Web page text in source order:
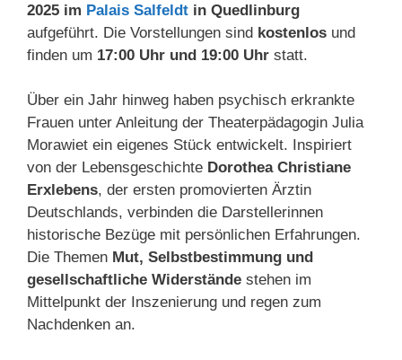
2025 im Palais Salfeldt in Quedlinburg
aufgeführt. Die Vorstellungen sind kostenlos und
finden um 17:00 Uhr und 19:00 Uhr statt.
Über ein Jahr hinweg haben psychisch erkrankte
Frauen unter Anleitung der Theaterpädagogin Julia
Morawiet ein eigenes Stück entwickelt. Inspiriert
von der Lebensgeschichte Dorothea Christiane
Erxlebens, der ersten promovierten Ärztin
Deutschlands, verbinden die Darstellerinnen
historische Bezüge mit persönlichen Erfahrungen.
Die Themen Mut, Selbstbestimmung und
gesellschaftliche Widerstände stehen im
Mittelpunkt der Inszenierung und regen zum
Nachdenken an.